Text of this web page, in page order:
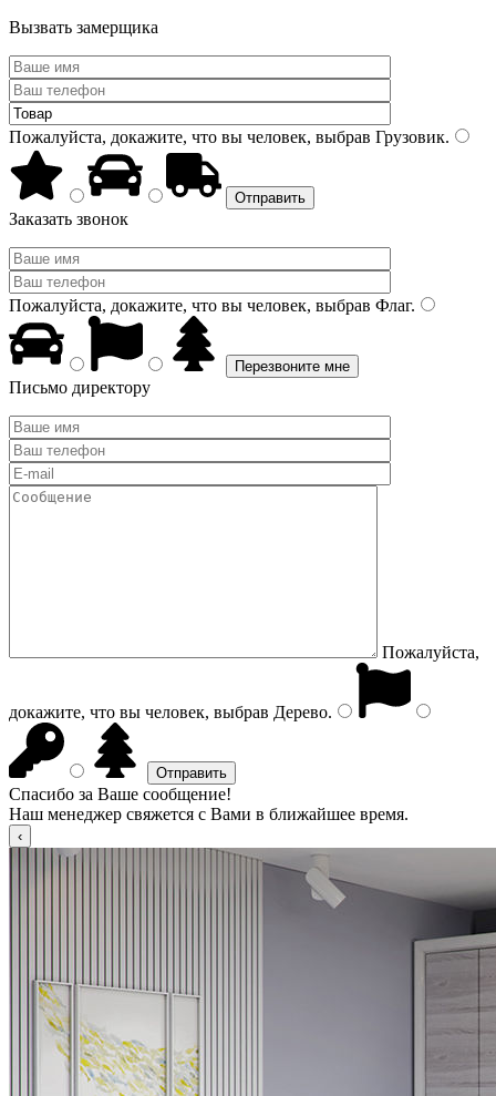
Вызвать замерщика
Пожалуйста, докажите, что вы человек, выбрав Грузовик.
Заказать звонок
Пожалуйста, докажите, что вы человек, выбрав Флаг.
Письмо директору
Пожалуйста,
докажите, что вы человек, выбрав Дерево.
Спасибо за Ваше сообщение!
Наш менеджер свяжется с Вами в ближайшее время.